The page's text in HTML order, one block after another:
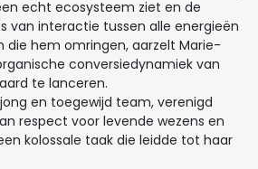
echt ecosysteem ziet en de
van interactie tussen alle energieën
die hem omringen, aarzelt Marie-
conversiedynamiek van
te lanceren.
en toegewijd team, verenigd
respect voor levende wezens en
kolossale taak die leidde tot haar